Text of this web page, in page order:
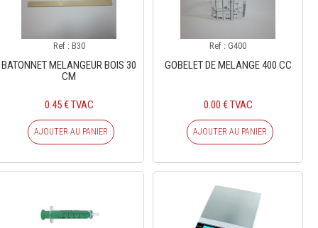
Ref : B30
BATONNET MELANGEUR BOIS 30
CM
0.45 € TVAC
AJOUTER AU PANIER
Ref : G400
GOBELET DE MELANGE 400 CC
0.00 € TVAC
AJOUTER AU PANIER